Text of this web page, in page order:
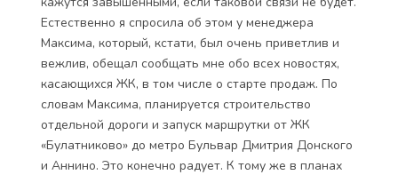
Естественно я спросила об этом у менеджера
Максима, который, кстати, был очень приветлив и
вежлив, обещал сообщать мне обо всех новостях,
касающихся ЖК, в том числе о старте продаж. По
словам Максима, планируется строительство
отдельной дороги и запуск маршрутки от ЖК
«Булатниково» до метро Бульвар Дмитрия Донского
и Аннино. Это конечно радует. К тому же в планах